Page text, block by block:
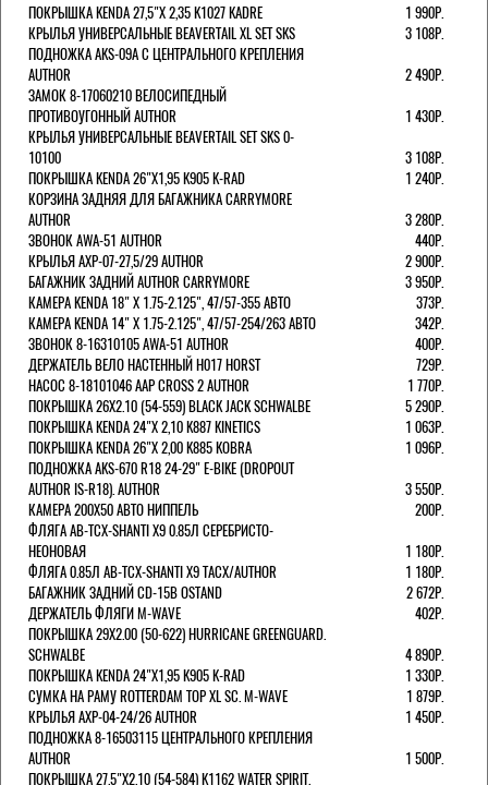
ПОКРЫШКА KENDA 27,5"Х 2,35 K1027 KADRE
1 990Р.
КРЫЛЬЯ УНИВЕРСАЛЬНЫЕ BEAVERTAIL XL SET SKS
3 108Р.
ПОДНОЖКА AKS-09A C ЦЕНТРАЛЬНОГО КРЕПЛЕНИЯ
AUTHOR
2 490Р.
ЗАМОК 8-17060210 ВЕЛОСИПЕДНЫЙ
ПРОТИВОУГОННЫЙ AUTHOR
1 430Р.
КРЫЛЬЯ УНИВЕРСАЛЬНЫЕ BEAVERTAIL SET SKS 0-
10100
3 108Р.
ПОКРЫШКА KENDA 26"Х1,95 K905 K-RAD
1 240Р.
КОРЗИНА ЗАДНЯЯ ДЛЯ БАГАЖНИКА CARRYMORE
AUTHOR
3 280Р.
ЗВОНОК AWA-51 AUTHOR
440Р.
КРЫЛЬЯ AXP-07-27,5/29 AUTHOR
2 900Р.
БАГАЖНИК ЗАДНИЙ AUTHOR CARRYMORE
3 950Р.
КАМЕРА KENDA 18" Х 1.75-2.125", 47/57-355 АВТО
373Р.
КАМЕРА KENDA 14" Х 1.75-2.125", 47/57-254/263 АВТО
342Р.
ЗВОНОК 8-16310105 AWA-51 AUTHOR
400Р.
ДЕРЖАТЕЛЬ ВЕЛО НАСТЕННЫЙ H017 HORST
729Р.
НАСОС 8-18101046 AAP CROSS 2 AUTHOR
1 770Р.
ПОКРЫШКА 26X2.10 (54-559) BLACK JACK SCHWALBE
5 290Р.
ПОКРЫШКА KENDA 24"Х 2,10 K887 KINETICS
1 063Р.
ПОКРЫШКА KENDA 26"Х 2,00 K885 KOBRA
1 096Р.
ПОДНОЖКА AKS-670 R18 24-29" E-BIKE (DROPOUT
AUTHOR IS-R18). AUTHOR
3 550Р.
КАМЕРА 200Х50 АВТО НИППЕЛЬ
200Р.
ФЛЯГА AB-TCX-SHANTI X9 0.85Л СЕРЕБРИСТО-
НЕОНОВАЯ
1 180Р.
ФЛЯГА 0.85Л AB-TCX-SHANTI X9 TACX/AUTHOR
1 180Р.
БАГАЖНИК ЗАДНИЙ CD-15B OSTAND
2 672Р.
ДЕРЖАТЕЛЬ ФЛЯГИ M-WAVE
402Р.
ПОКРЫШКА 29X2.00 (50-622) HURRICANE GREENGUARD.
SCHWALBE
4 890Р.
ПОКРЫШКА KENDA 24"Х1,95 K905 K-RAD
1 330Р.
СУМКА НА РАМУ ROTTERDAM TOP XL SC. M-WAVE
1 879Р.
КРЫЛЬЯ AXP-04-24/26 AUTHOR
1 450Р.
ПОДНОЖКА 8-16503115 ЦЕНТРАЛЬНОГО КРЕПЛЕНИЯ
AUTHOR
1 500Р.
ПОКРЫШКА 27.5"Х2.10 (54-584) K1162 WATER SPIRIT.